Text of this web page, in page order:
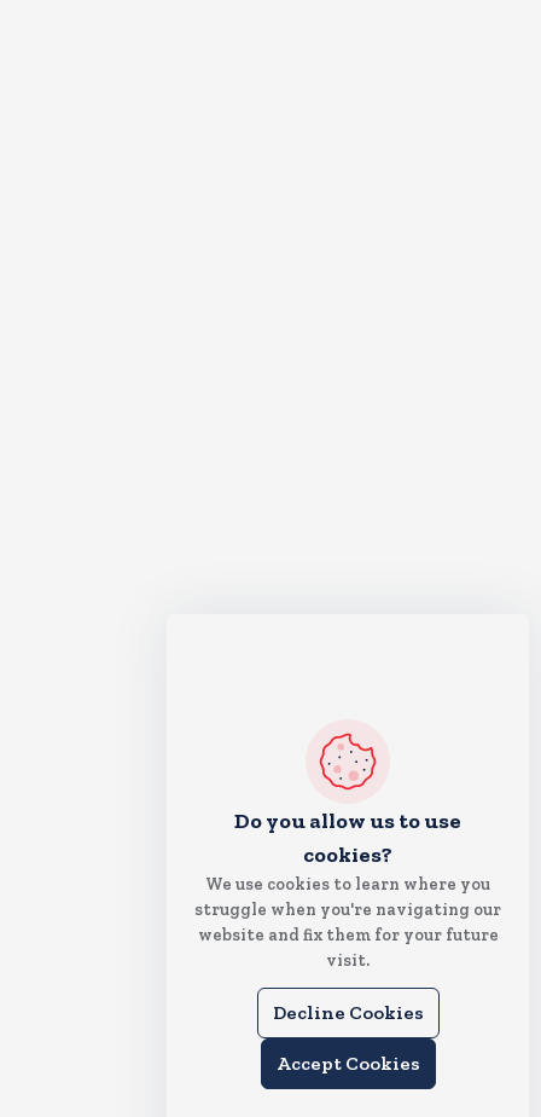
Do you allow us to use
cookies?
We use cookies to learn where you
struggle when you're navigating our
website and fix them for your future
visit.
Decline Cookies
Accept Cookies